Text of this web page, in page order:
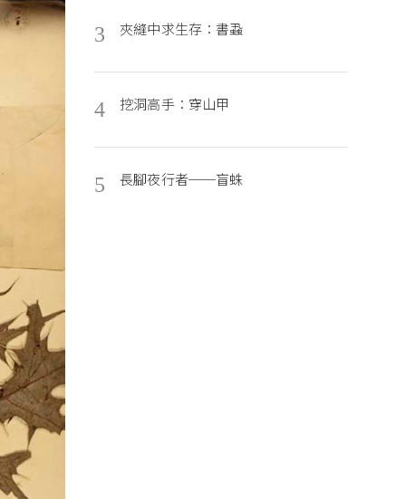
3 夾縫中求生存：書蝨
4 挖洞高手：穿山甲
5 長腳夜行者──盲蛛